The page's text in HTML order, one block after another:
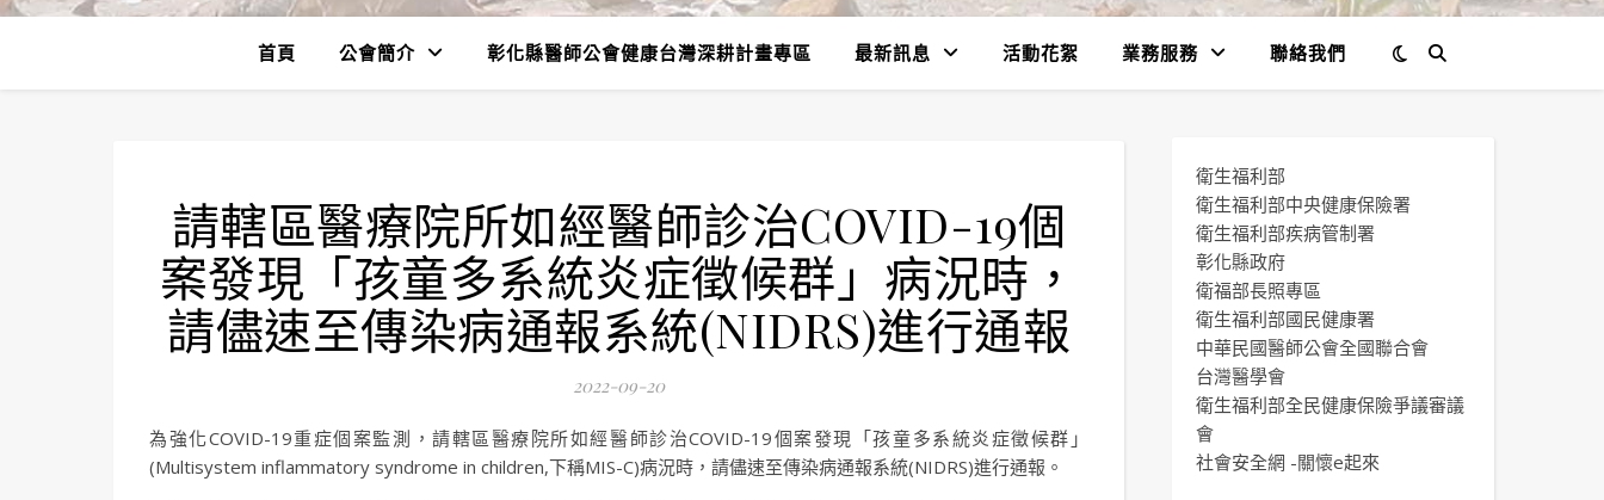
首頁 公會簡介 彰化縣醫師公會健康台灣深耕計畫專區 最新訊息 活動花絮 業務服務 聯絡我們
請轄區醫療院所如經醫師診治COVID-19個
案發現「孩童多系統炎症徵候群」病況時，
請儘速至傳染病通報系統(NIDRS)進行通報
2022-09-20
為強化COVID-19重症個案監測，請轄區醫療院所如經醫師診治COVID-19個案發現「孩童多系統炎症徵候群」
(Multisystem inflammatory syndrome in children,下稱MIS-C)病況時，請儘速至傳染病通報系統(NIDRS)進行通報。
衛生福利部
衛生福利部中央健康保險署
衛生福利部疾病管制署
彰化縣政府
衛福部長照專區
衛生福利部國民健康署
中華民國醫師公會全國聯合會
台灣醫學會
衛生福利部全民健康保險爭議審議
會
社會安全網 -關懷e起來